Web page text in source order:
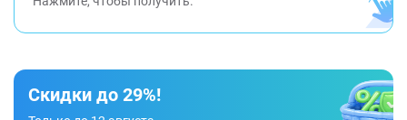
Скидки до 29%!